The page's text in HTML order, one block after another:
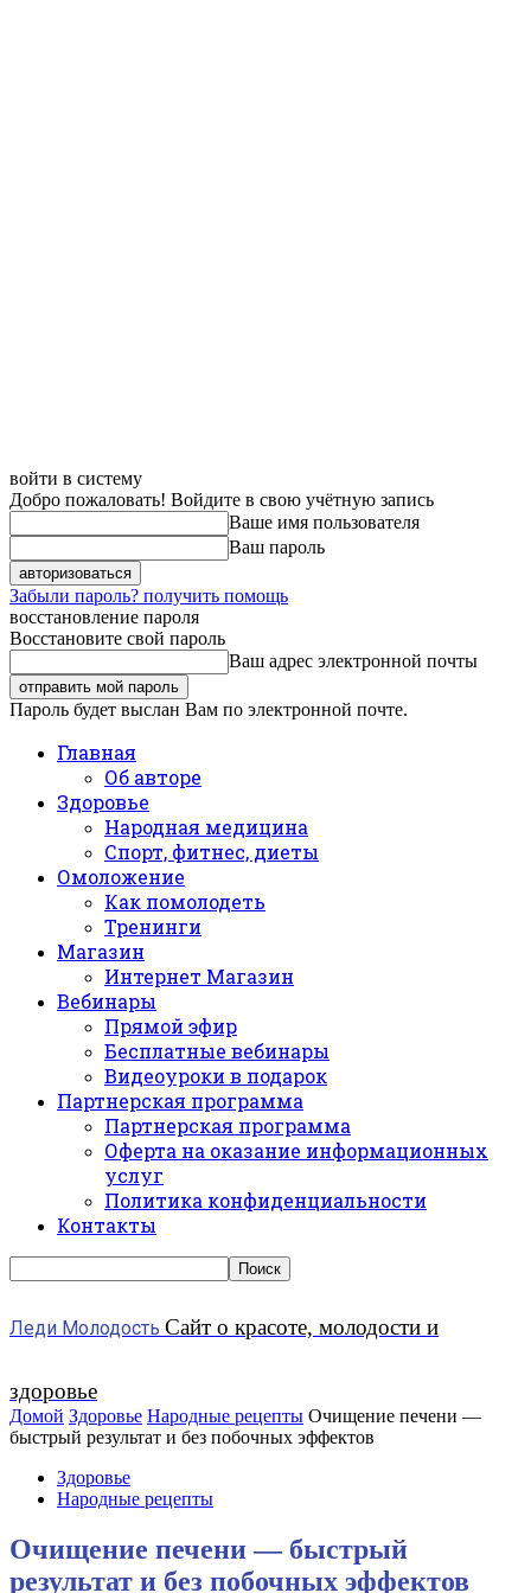
войти в систему
Добро пожаловать! Войдите в свою учётную запись
Ваше имя пользователя
Ваш пароль
Забыли пароль? получить помощь
восстановление пароля
Восстановите свой пароль
Ваш адрес электронной почты
Пароль будет выслан Вам по электронной почте.
Главная
Об авторе
Здоровье
Народная медицина
Спорт, фитнес, диеты
Омоложение
Как помолодеть
Тренинги
Магазин
Интернет Магазин
Вебинары
Прямой эфир
Бесплатные вебинары
Видеоуроки в подарок
Партнерская программа
Партнерская программа
Оферта на оказание информационных
услуг
Политика конфиденциальности
Контакты
Леди Молодость Сайт о красоте, молодости и
здоровье
Домой Здоровье Народные рецепты Очищение печени —
быстрый результат и без побочных эффектов
Здоровье
Народные рецепты
Очищение печени — быстрый
результат и без побочных эффектов